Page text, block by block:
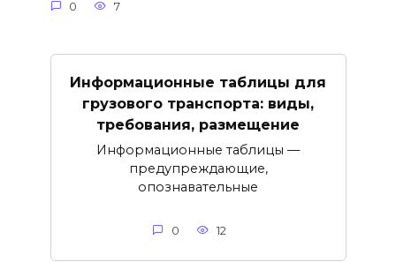
0 7
Информационные таблицы для
грузового транспорта: виды,
требования, размещение
Информационные таблицы —
предупреждающие,
опознавательные
0 12